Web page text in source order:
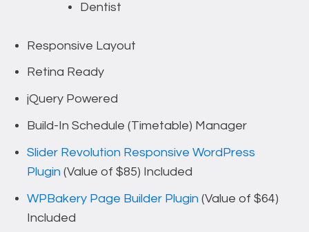
Dentist
Responsive Layout
Retina Ready
jQuery Powered
Build-In Schedule (Timetable) Manager
Slider Revolution Responsive WordPress
Plugin (Value of $85) Included
WPBakery Page Builder Plugin (Value of $64)
Included